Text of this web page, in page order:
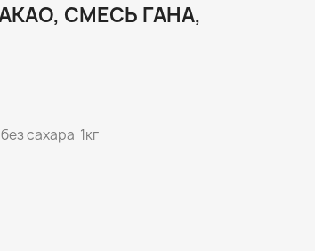
СМЕСЬ ГАНА,
сахара 1кг